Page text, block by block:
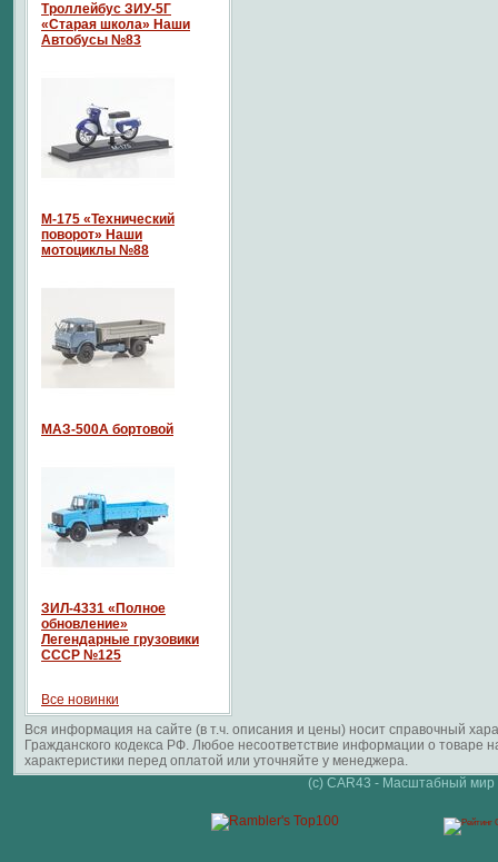
Троллейбус ЗИУ-5Г
«Старая школа» Наши
Автобусы №83
М-175 «Технический
поворот» Наши
мотоциклы №88
МАЗ-500А бортовой
ЗИЛ-4331 «Полное
обновление»
Легендарные грузовики
СССР №125
Все новинки
Вся информация на сайте (в т.ч. описания и цены) носит справочный
Гражданского кодекса РФ. Любое несоответствие информации о
характеристики перед оплатой или уточняйте у менеджера.
(c) CAR43 - Масштабный мир